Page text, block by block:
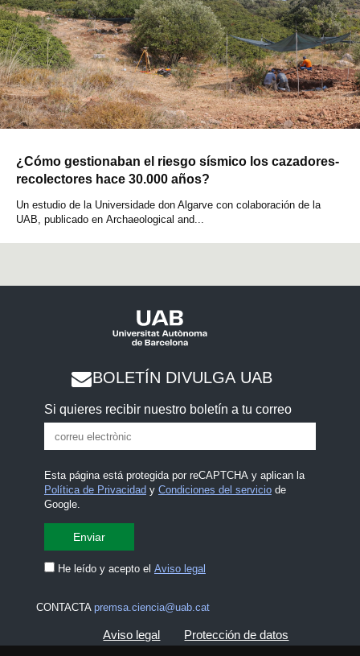
¿Cómo gestionaban el riesgo sísmico los cazadores-
recolectores hace 30.000 años?
Un estudio de la Universidade don Algarve con colaboración de la
UAB, publicado en Archaeological and...
BOLETÍN DIVULGA UAB
Si quieres recibir nuestro boletín a tu correo
Esta página está protegida por reCAPTCHA y aplican la
Política de Privacidad y Condiciones del serviciode
Google.
He leído y acepto el Aviso legal
CONTACTA premsa.ciencia@uab.cat
Aviso legal Protección de datos